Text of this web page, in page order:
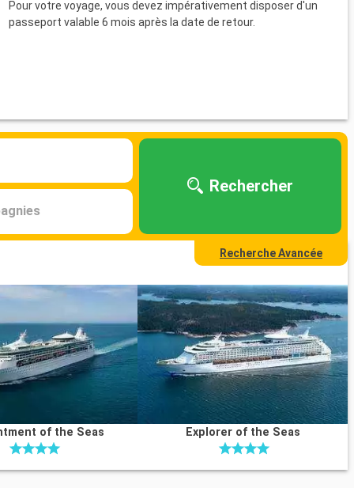
Pour votre voyage, vous devez impérativement disposer d'un
passeport valable 6 mois après la date de retour.
Rechercher
Recherche Avancée
of the Seas Explorer of the Seas